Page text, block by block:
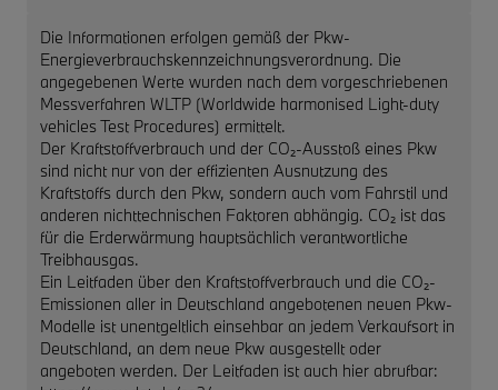
Die Informationen erfolgen gemäß der Pkw-
Energieverbrauchskennzeichnungsverordnung. Die
angegebenen Werte wurden nach dem vorgeschriebenen
Messverfahren WLTP (Worldwide harmonised Light-duty
vehicles Test Procedures) ermittelt.
Der Kraftstoffverbrauch und der CO₂-Ausstoß eines Pkw
sind nicht nur von der effizienten Ausnutzung des
Kraftstoffs durch den Pkw, sondern auch vom Fahrstil und
anderen nichttechnischen Faktoren abhängig. CO₂ ist das
für die Erderwärmung hauptsächlich verantwortliche
Treibhausgas.
Ein Leitfaden über den Kraftstoffverbrauch und die CO₂-
Emissionen aller in Deutschland angebotenen neuen Pkw-
Modelle ist unentgeltlich einsehbar an jedem Verkaufsort in
Deutschland, an dem neue Pkw ausgestellt oder
angeboten werden. Der Leitfaden ist auch hier abrufbar: